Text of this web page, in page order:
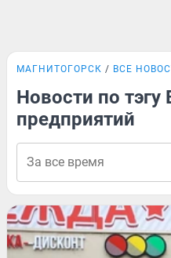
МАГНИТОГОРСК ВСЕ
Новости по тэгу
предприятий